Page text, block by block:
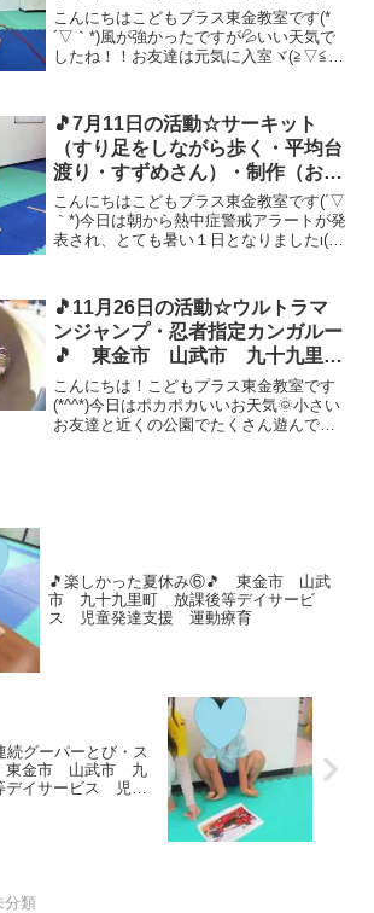
九里町 放課後等デイサービス
児童発達支援 運動療育 教室見
学
こんにちはこどもプラス東金教室です(*
´▽｀*)風が強かったですが💦いい天気で
したね！！お友達は元気に入室ヾ(≧▽≦)ﾉ
です💪縄越えカンガルーは、縄を踏まな
いように前を...
🎵7月11日の活動☆サーキット
（すり足をしながら歩く・平均台
渡り・すずめさん）・制作（おさ
かな）🎵 東金市 山武市 九十
九里町 放課後等デイサービス
児童発達支援 運動療育 教室見
こんにちはこどもプラス東金教室です(´▽
｀*)今日は朝から熱中症警戒アラートが発
表され、とても暑い１日となりましたι(´Д
かけし、休憩しながら遊ぶようにしてい
ま...
🎵11月26日の活動☆ウルトラマ
ンジャンプ・忍者指定カンガルー
🎵 東金市 山武市 九十九里
町 放課後等デイサービス 児童
発達支援 運動療育 教室見学
こんにちは！こどもプラス東金教室です
(*^^*)今日はポカポカいいお天気🌞小さい
お友達と近くの公園でたくさん遊んでき
🎵楽しかった夏休み⑥🎵 東金市 山武
市 九十九里町 放課後等デイサービ
ス 児童発達支援 運動療育
グーパーとび・ス
東金市 山武市 九
イサービス 児童
分類